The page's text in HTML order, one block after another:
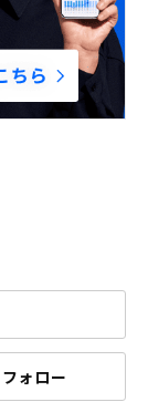
フォロー